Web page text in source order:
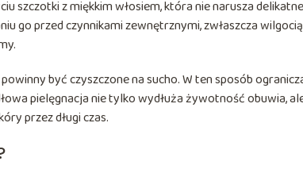
szczotki z miękkim włosiem, która nie narusza
go przed czynnikami zewnętrznymi, zwłaszcza
powinny być czyszczone na sucho. W ten sposób
pielęgnacja nie tylko wydłuża żywotność obuwia,
przez długi czas.